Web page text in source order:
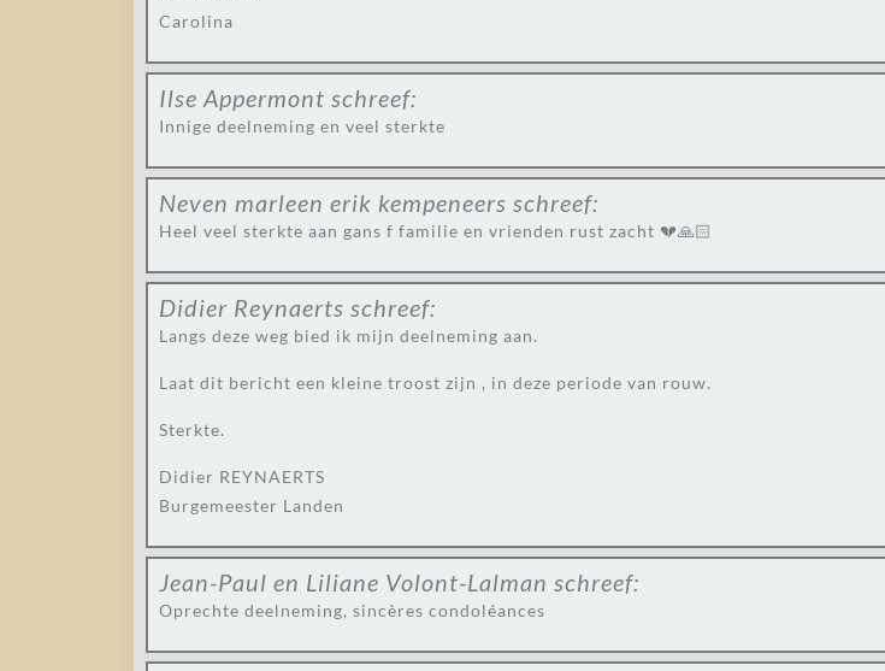
Carolina
Ilse Appermont schreef:
Innige deelneming en veel sterkte
Neven marleen erik kempeneers schreef:
Heel veel sterkte aan gans f familie en vrienden rust zacht 💔🙏🏻
Didier Reynaerts schreef:
Langs deze weg bied ik mijn deelneming aan.
Laat dit bericht een kleine troost zijn , in deze periode van rouw.
Sterkte.
Didier REYNAERTS
Burgemeester Landen
Jean-Paul en Liliane Volont-Lalman schreef:
Oprechte deelneming, sincères condoléances